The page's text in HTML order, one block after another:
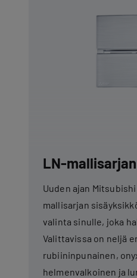
LN-
Uuden ajan
mallisarjan
valinta sinulle, joka
Valittavissa on neljä
rubiininpunainen,
helmenvalkoinen ja